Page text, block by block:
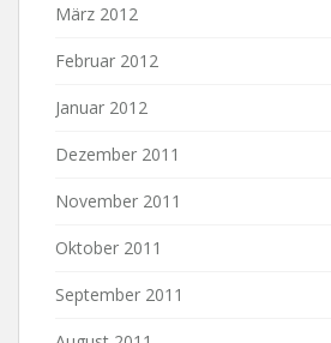
März 2012
Februar 2012
Januar 2012
Dezember 2011
November 2011
Oktober 2011
September 2011